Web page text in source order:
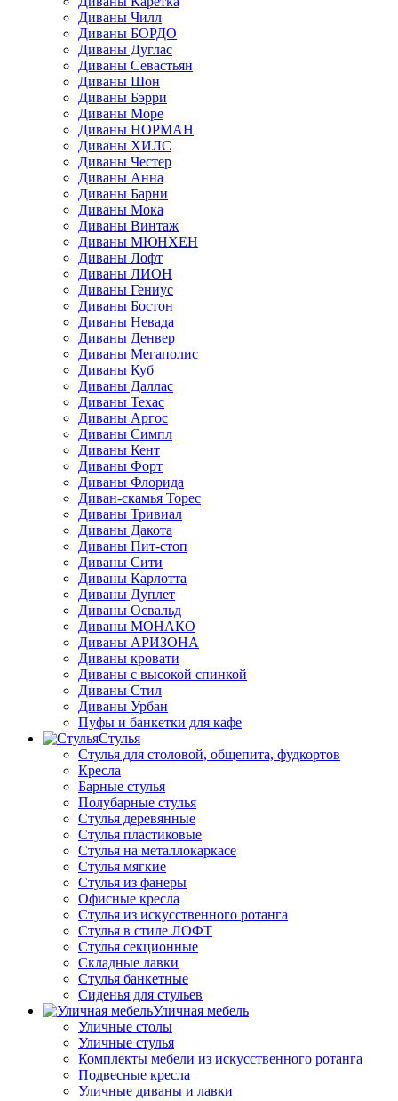
Диваны Чилл
Диваны БОРДО
Диваны Дуглас
Диваны Севастьян
Диваны Шон
Диваны Бэрри
Диваны Море
Диваны НОРМАН
Диваны ХИЛС
Диваны Честер
Диваны Анна
Диваны Барни
Диваны Мока
Диваны Винтаж
Диваны МЮНХЕН
Диваны Лофт
Диваны ЛИОН
Диваны Гениус
Диваны Бостон
Диваны Невада
Диваны Денвер
Диваны Мегаполис
Диваны Куб
Диваны Даллас
Диваны Техас
Диваны Аргос
Диваны Симпл
Диваны Кент
Диваны Форт
Диваны Флорида
Диван-скамья Торес
Диваны Тривиал
Диваны Дакота
Диваны Пит-стоп
Диваны Сити
Диваны Карлотта
Диваны Дуплет
Диваны Освальд
Диваны МОНАКО
Диваны АРИЗОНА
Диваны кровати
Диваны с высокой спинкой
Диваны Стил
Диваны Урбан
Пуфы и банкетки для кафе
Стулья
Стулья для столовой, общепита, фудкортов
Кресла
Барные стулья
Полубарные стулья
Стулья деревянные
Стулья пластиковые
Стулья на металлокаркасе
Стулья мягкие
Стулья из фанеры
Офисные кресла
Стулья из искусственного ротанга
Стулья в стиле ЛОФТ
Стулья секционные
Складные лавки
Стулья банкетные
Сиденья для стульев
Уличная мебель
Уличные столы
Уличные стулья
Комплекты мебели из искусственного ротанга
Подвесные кресла
Уличные диваны и лавки